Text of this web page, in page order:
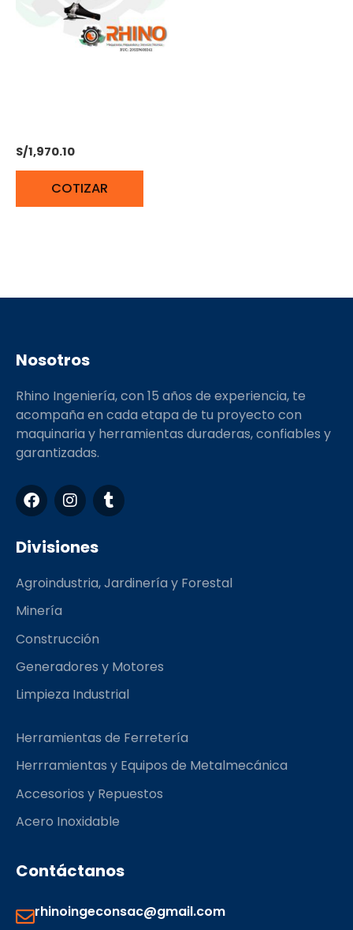
S/1,970.10
COTIZAR
Nosotros
Rhino Ingeniería, con 15 años de experiencia, te
acompaña en cada etapa de tu proyecto con
maquinaria y herramientas duraderas, confiables y
garantizadas.
F
a
c
e
b
o
k
I
n
s
t
a
r
T
u
m
Divisiones
Agroindustria, Jardinería y Forestal
Minería
Construcción
Generadores y Motores
Limpieza Industrial
Herramientas de Ferretería
Herrramientas y Equipos de Metalmecánica
Accesorios y Repuestos
Acero Inoxidable
Contáctanos
rhinoingeconsac@gmail.com